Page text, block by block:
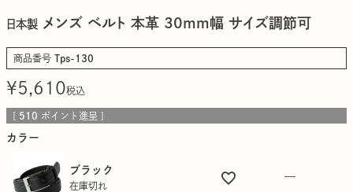
日本製 メンズ ベルト 本革 30mm幅 サイズ調節可
商品番号 Tps-130
¥5,610税込
[ 510 ポイント進呈 ]
カラー
ブラック
在庫切れ
—